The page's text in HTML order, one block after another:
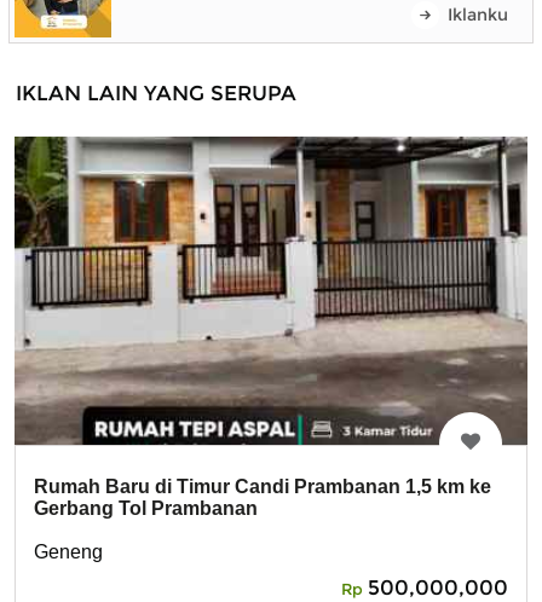
Iklanku
IKLAN LAIN YANG SERUPA
Rumah Baru di Timur Candi Prambanan 1,5 km ke
Gerbang Tol Prambanan
Geneng
Rp 500,000,000